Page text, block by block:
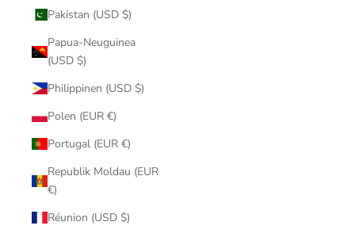
Pakistan (USD $)
Papua-Neuguinea
(USD $)
Philippinen (USD $)
Polen (EUR €)
Portugal (EUR €)
Republik Moldau (EUR
€)
Réunion (USD $)